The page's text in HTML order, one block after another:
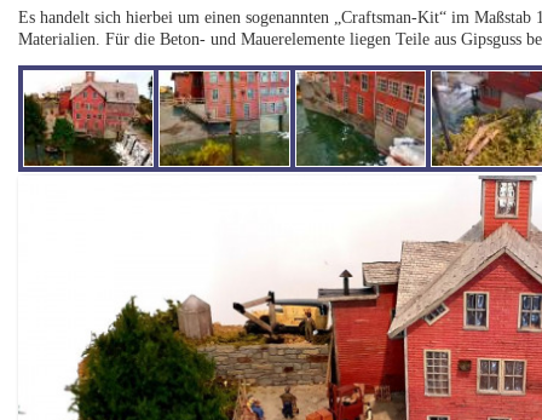
Es handelt sich hierbei um einen sogenannten „Craftsman-Kit“ im
Materialien. Für die Beton- und Mauerelemente liegen Teile aus Gipsguss